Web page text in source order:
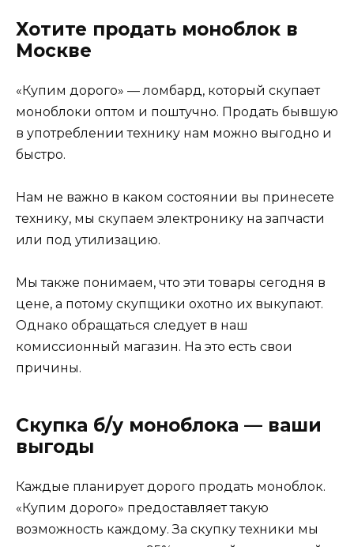
Хотите продать моноблок в
Москве
«Купим дорого» — ломбард, который скупает
моноблоки оптом и поштучно. Продать бывшую
в употреблении технику нам можно выгодно и
быстро.
Нам не важно в каком состоянии вы принесете
технику, мы скупаем электронику на запчасти
или под утилизацию.
Мы также понимаем, что эти товары сегодня в
цене, а потому скупщики охотно их выкупают.
Однако обращаться следует в наш
комиссионный магазин. На это есть свои
причины.
Скупка б/у моноблока — ваши
выгоды
Каждые планирует дорого продать моноблок.
«Купим дорого» предоставляет такую
возможность каждому. За скупку техники мы